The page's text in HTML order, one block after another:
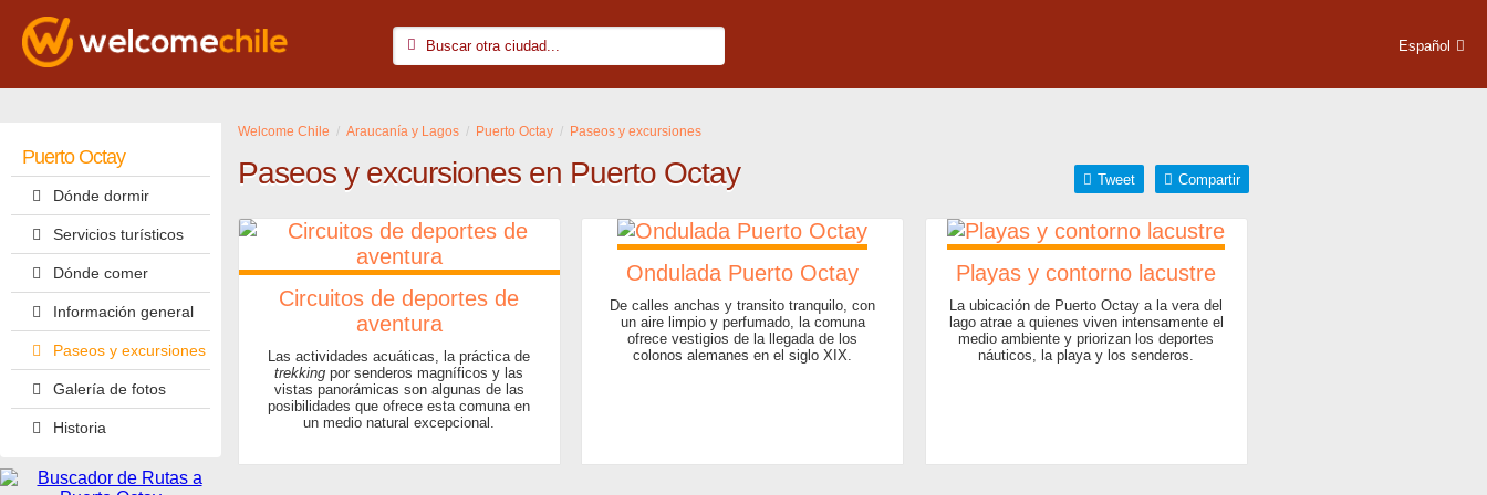
Español
Puerto Octay
Dónde dormir
Servicios turísticos
Dónde comer
Información general
Paseos y excursiones
Galería de fotos
Historia
Welcome Chile Araucanía y Lagos Puerto Octay Paseos y excursiones
Paseos y excursiones en Puerto Octay Compartir
Tweet
Circuitos de deportes de
aventura
Las actividades acuáticas, la práctica de
trekking por senderos magníficos y las
vistas panorámicas son algunas de las
posibilidades que ofrece esta comuna en
un medio natural excepcional.
Ondulada Puerto Octay
De calles anchas y transito tranquilo, con
un aire limpio y perfumado, la comuna
ofrece vestigios de la llegada de los
colonos alemanes en el siglo XIX.
Playas y contorno lacustre
La ubicación de Puerto Octay a la vera del
lago atrae a quienes viven intensamente el
medio ambiente y priorizan los deportes
náuticos, la playa y los senderos.